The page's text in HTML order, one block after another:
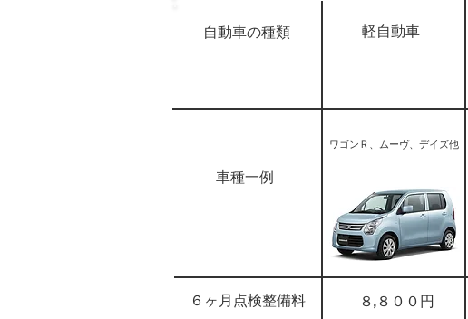
軽自動車
６ヶ月点検整備料
車種一例
自動車の種類
ワゴンＲ、ムーヴ、デイズ他
８,８００円